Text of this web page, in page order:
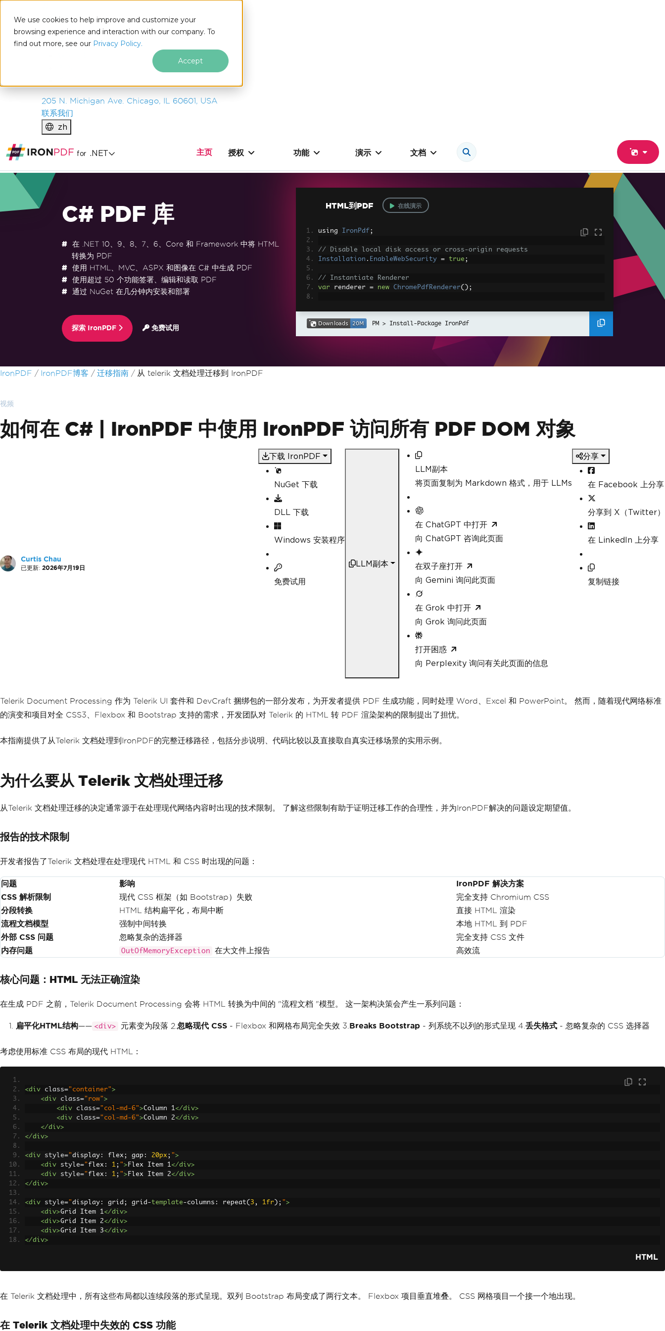
We use cookies to help improve and customize your
browsing experience and interaction with our company. To
find out more, see our Privacy Policy.
Accept
IRONSOFTWARE
产品
企业
205 N. Michigan Ave. Chicago, IL 60601, USA
联系我们
zh
for .NET 主页 授权 功能 演示 文档
C# PDF 库
在 .NET 10、9、8、7、6、Core 和 Framework 中将 HTML
转换为 PDF
使用 HTML、MVC、ASPX 和图像在 C# 中生成 PDF
使用超过 50 个功能签署、编辑和读取 PDF
通过 NuGet 在几分钟内安装和部署
探索 IronPDF 免费试用
HTML到PDF 在线演示
using IronPdf ;
// Disable local disk access or cross-origin requests
Installation . EnableWebSecurity = true ;
// Instantiate Renderer
var renderer = new ChromePdfRenderer();
myAdvancedPdf
.SaveAs("html-with-assets.pdf"
Install-Package IronPdf
跳至页脚内容
IronPDF IronPDF博客 迁移指南 从 telerik 文档处理迁移到 IronPDF
视频
如何在 C# | IronPDF 中使用 IronPDF 访问所有 PDF DOM 对象
Curtis Chau
已更新: 2026年7月19日
下载 IronPDF
NuGet 下载
DLL 下载
Windows 安装程序
免费试用
LLM副本
LLM副本
将页面复制为 Markdown 格式，用于 LLMs
在 ChatGPT 中打开
向 ChatGPT 咨询此页面
在双子座打开
向 Gemini 询问此页面
在 Grok 中打开
向 Grok 询问此页面
打开困惑
向 Perplexity 询问有关此页面的信息
分享
在 Facebook 上分享
分享到 X（Twitter）
在 LinkedIn 上分享
复制链接
Telerik Document Processing 作为 Telerik UI 套件和 DevCraft 捆绑包的一部分发布，为开发者提供 PDF 生成功能，同时处理 Word、Excel 和 PowerPoint。 然而，随着现代网络标准
的演变和项目对全 CSS3、Flexbox 和 Bootstrap 支持的需求，开发团队对 Telerik 的 HTML 转 PDF 渲染架构的限制提出了担忧。
本指南提供了从Telerik 文档处理到IronPDF的完整迁移路径，包括分步说明、代码比较以及直接取自真实迁移场景的实用示例。
为什么要从 Telerik 文档处理迁移
从Telerik 文档处理迁移的决定通常源于在处理现代网络内容时出现的技术限制。 了解这些限制有助于证明迁移工作的合理性，并为IronPDF解决的问题设定期望值。
报告的技术限制
开发者报告了Telerik 文档处理在处理现代 HTML 和 CSS 时出现的问题：
问题 影响
IronPDF 解决方案
CSS 解析限制
现代 CSS 框架（如 Bootstrap）失败
完全支持 Chromium CSS
分段转换
HTML 结构扁平化，布局中断
直接 HTML 渲染
流程文档模型
强制中间转换
本地 HTML 到 PDF
外部 CSS 问题
忽略复杂的选择器
完全支持 CSS 文件
内存问题
OutOfMemoryException 在大文件上报告 高效流
核心问题：HTML 无法正确渲染
在生成 PDF 之前，Telerik Document Processing 会将 HTML 转换为中间的 "流程文档 "模型。 这一架构决策会产生一系列问题：
扁平化HTML结构—— <div> 元素变为段落 2. 忽略现代 CSS - Flexbox 和网格布局完全失效 3. Breaks Bootstrap - 列系统不以列的形式呈现 4. 丢失格式 - 忽略复杂的 CSS 选择器
考虑使用标准 CSS 布局的现代 HTML：
<div class="container">
<div
class="row">
<div
class="col-md-6">Column 1</div>
<div
class="col-md-6">Column 2</div>
</div>
</div>
<div style="display : flex; gap : 20px; ">
<div
style=" flex : 1; "> Flex Item 1</div>
<div
style=" flex : 1; "> Flex Item 2</div>
</div>
<div style="display : grid ; grid -template-columns : repeat( 3 , 1fr ); ">
<div>Grid Item 1</div>
<div>Grid Item 2</div>
<div>Grid Item 3</div>
</div>
HTML
在 Telerik 文档处理中，所有这些布局都以连续段落的形式呈现。双列 Bootstrap 布局变成了两行文本。 Flexbox 项目垂直堆叠。 CSS 网格项目一个接一个地出现。
在 Telerik 文档处理中失效的 CSS 功能